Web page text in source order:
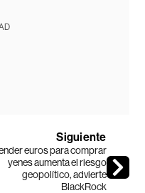
Siguiente
euros para comprar
yenes aumenta el riesgo
geopolítico, advierte
BlackRock